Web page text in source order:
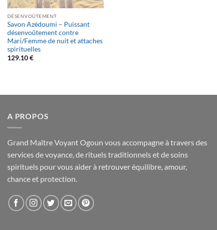
DÉSENVOÛTEMENT
Savon Azédoumi – Puissant
désenvoûtement contre
Mari/Femme de nuit et attaches
spirituelles
129.10€
A PROPOS
Grand Maître Voyant Ogoun vous accompagne à travers des
services de voyance, de rituels traditionnels et de soins
spirituels pour vous aider à retrouver équilibre, amour,
chance et protection.